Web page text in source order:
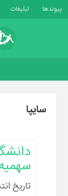
پیوندها تبلیغات
سایپا
تاریخ انتشار: 30